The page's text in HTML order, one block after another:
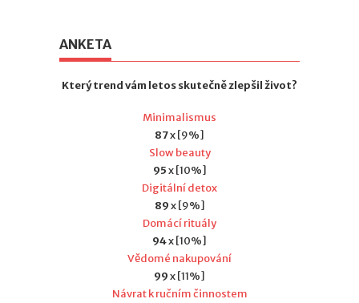
ANKETA
Který trend vám letos skutečně zlepšil život?
Minimalismus
87x [9%]
Slow beauty
95x [10%]
Digitální detox
89x [9%]
Domácí rituály
94x [10%]
Vědomé nakupování
99x [11%]
Návrat k ručním činnostem